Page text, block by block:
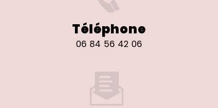
Téléphone
06 84 56 42 06